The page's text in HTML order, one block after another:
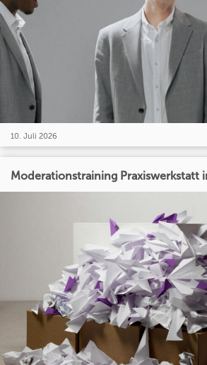
10. Juli 2026
Moderationstraining Praxiswerkstatt